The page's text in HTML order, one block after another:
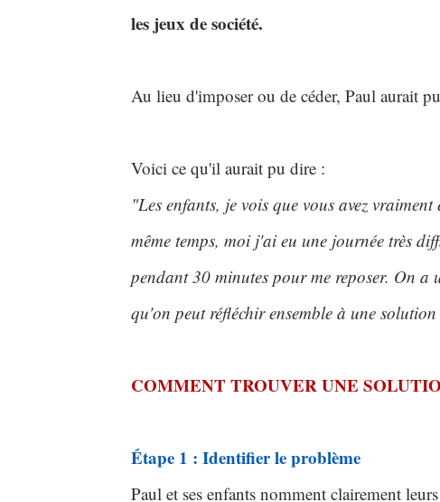
les jeux de société.
Au lieu d'imposer ou de céder, Paul aurait
Voici ce qu'il aurait pu dire :
"Les enfants, je vois que vous avez
même temps, moi j'ai eu une journée très
pendant 30 minutes pour me reposer. On a
qu'on peut réfléchir ensemble à une
COMMENT TROUVER UNE
Étape 1 : Identifier le problème
Paul et ses enfants nomment clairement